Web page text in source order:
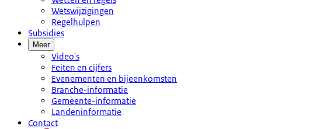
Wetswijzigingen
Regelhulpen
Subsidies
Meer
Video's
Feiten en cijfers
Evenementen en bijeenkomsten
Branche-informatie
Gemeente-informatie
Landeninformatie
Contact